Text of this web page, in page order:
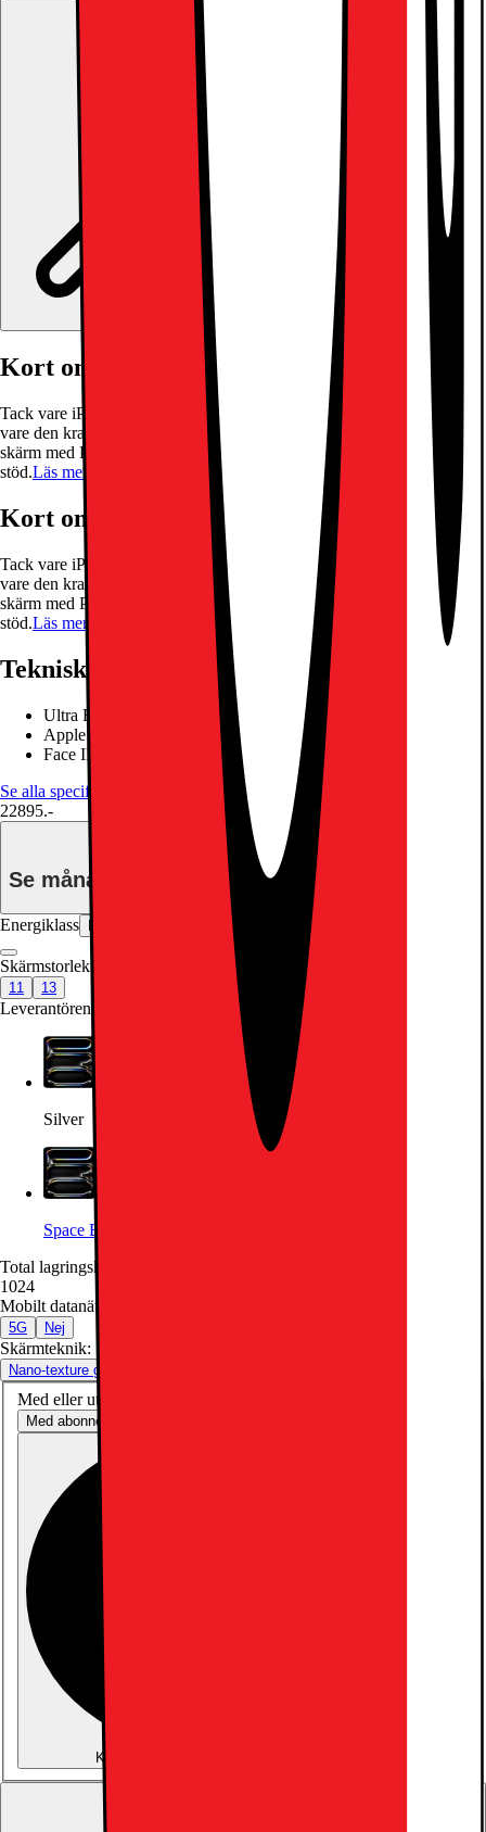
Kort om produkten
Tack vare iPad Pro 11” kan du enkelt uttrycka din kreativa talang, tack
vare den kraftfulla Apple M4-processorn, Ultra Retina XDR OLED-
skärm med ProMotion och en 12Mpx bakkamera med ProRes-
stöd.Läs mer om produkten
Kort om produkten
Tack vare iPad Pro 11” kan du enkelt uttrycka din kreativa talang, tack
vare den kraftfulla Apple M4-processorn, Ultra Retina XDR OLED-
skärm med ProMotion och en 12Mpx bakkamera med ProRes-
stöd.Läs mer om produkten
Teknisk specifikation
Ultra Retina XDR OLED-skärm
Apple M4-krets med nio kärnor
Face ID, LiDAR-skanner
Se alla specifikationer
22895.-
Se månadspris vid delbetalning.
Energiklass Produktinformationsblad
Skärmstorlek (tum)
11 13
Leverantörens färgnamn
Silver
Space Black
Total lagringskapacitet (GB)
1024
Mobilt datanätverk
5G Nej
Skärmteknik: Standard glass
Nano-texture glass
Med eller utan abonnemang?
Med abonnemang
Köp utan abonnemang